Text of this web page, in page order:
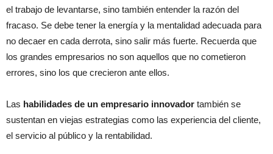
el trabajo de levantarse, sino también entender la razón del
fracaso. Se debe tener la energía y la mentalidad adecuada para
no decaer en cada derrota, sino salir más fuerte. Recuerda que
los grandes empresarios no son aquellos que no cometieron
errores, sino los que crecieron ante ellos.
Las habilidades de un empresario innovador también se
sustentan en viejas estrategias como las experiencia del cliente,
el servicio al público y la rentabilidad.